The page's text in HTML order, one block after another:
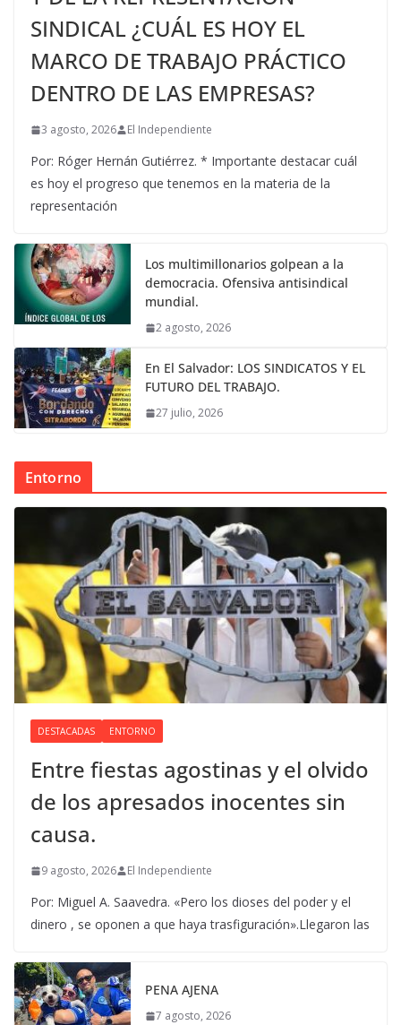
SINDICAL ¿CUÁL ES HOY EL
MARCO DE TRABAJO PRÁCTICO
DENTRO DE LAS EMPRESAS?
3 agosto, 2026 El Independiente
Por: Róger Hernán Gutiérrez. * Importante destacar cuál
es hoy el progreso que tenemos en la materia de la
representación
Los multimillonarios golpean a la
democracia. Ofensiva antisindical
mundial.
2 agosto, 2026
En El Salvador: LOS SINDICATOS Y EL
FUTURO DEL TRABAJO.
27 julio, 2026
Entorno
DESTACADAS ENTORNO
Entre fiestas agostinas y el olvido
de los apresados inocentes sin
causa.
9 agosto, 2026 El Independiente
Por: Miguel A. Saavedra. «Pero los dioses del poder y el
dinero , se oponen a que haya trasfiguración».Llegaron las
PENA AJENA
7 agosto, 2026